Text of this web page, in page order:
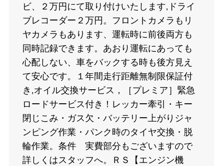
ビ、２万円にて取り付けいたします,ドライ
ブレコーダー２万円。フロントカメラもリ
ヤカメラもあります、運転時に前後両方も
同時記録できます。あおり運転にあっても
心配しない、車をバックする時も後方見え
て安心です。１年間走行距離無制限保証付
き,オイル交換サービス，［プレミア］緊急
ロードサービス付き！レッカー牽引・キー
閉じこみ・ガス欠・バッテリー上がりジャ
ンピング作業・パンク時のタイヤ交換・脱
輪作業。条件 実費部分もございますので
詳しくはスタッフへ。ＲＳ【エンジン機